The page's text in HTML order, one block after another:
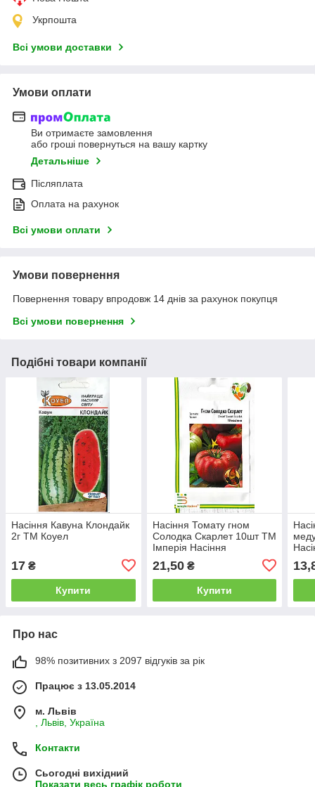
Укрпошта
Всі умови доставки
Умови оплати
Ви отримаєте замовлення
або гроші повернуться на вашу картку
Детальніше
Післяплата
Оплата на рахунок
Всі умови оплати
Умови повернення
Повернення товару впродовж 14 днів за рахунок покупця
Всі умови повернення
Подібні товари компанії
Насіння Кавуна Клондайк
2г ТМ Коуел
17 ₴
Купити
Насіння Томату гном
Солодка Скарлет 10шт ТМ
Імперія Насіння
21,50₴
Купити
Про нас
98% позитивних з 2097 відгуків за рік
Працює з 13.05.2014
м. Львів
, Львів, Україна
Контакти
Сьогодні вихідний
Показати весь графік роботи